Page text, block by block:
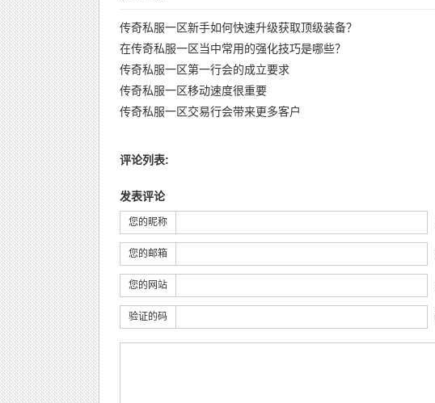
传奇私服一区新手如何快速升级获取顶级装备？
在传奇私服一区当中常用的强化技巧是哪些？
传奇私服一区第一行会的成立要求
传奇私服一区移动速度很重要
传奇私服一区交易行会带来更多客户
评论列表:
发表评论
您的昵称
您的邮箱
您的网站
验证的码